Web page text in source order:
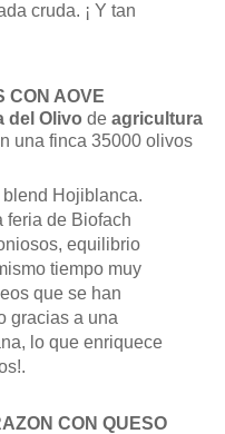
cruda. ¡ Y tan
CON AOVE
del Olivo de agricultura
una finca 35000 olivos
Hojiblanca.
feria de Biofach
equilibrio
tiempo muy
que se han
gracias a una
lo que enriquece
CON QUESO